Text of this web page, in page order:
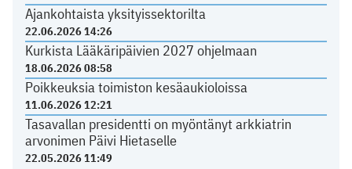
Ajankohtaista yksityissektorilta
22.06.2026 14:26
Kurkista Lääkäripäivien 2027 ohjelmaan
18.06.2026 08:58
Poikkeuksia toimiston kesäaukioloissa
11.06.2026 12:21
Tasavallan presidentti on myöntänyt arkkiatrin
arvonimen Päivi Hietaselle
22.05.2026 11:49